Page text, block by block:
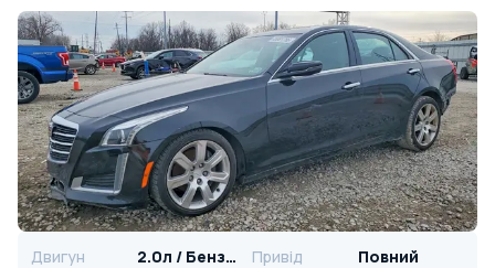
Двигун 2.0л / Бензин Привід
Повний